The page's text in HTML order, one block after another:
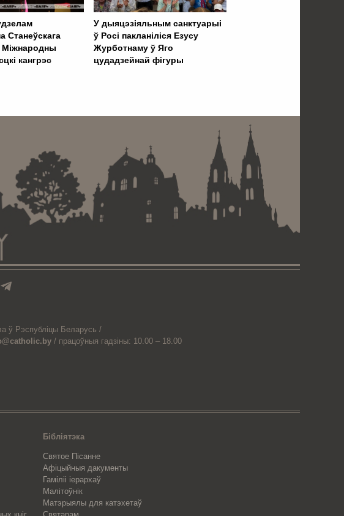
Станеўскага
кангрэс
У дыяцэзіяльным санктуарыі
ў Росі пакланіліся Езусу
Журботнаму ў Яго
цудадзейнай фігуры
ў Рэспубліцы Беларусь /
/ працоўныя гадзіны: 10.00 – 18.00
Бібліятэка
Святое Пісанне
Афіцыйныя дакументы
Гаміліі іерархаў
Малітоўнік
Матэрыялы для катэхетаў